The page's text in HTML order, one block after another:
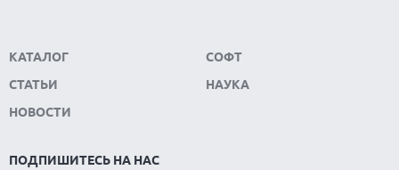
КАТАЛОГ
СТАТЬИ
НОВОСТИ
СОФТ
НАУКА
ПОДПИШИТЕСЬ НА НАС